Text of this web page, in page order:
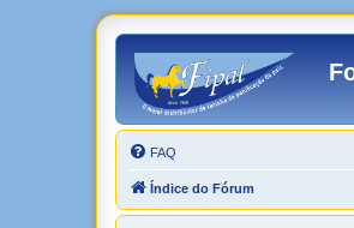
FAQ
Índice do Fórum